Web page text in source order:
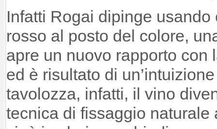
Infatti Rogai dipinge
rosso al posto del colore,
apre un nuovo rapporto con
ed è risultato di
tavolozza, infatti, il vino
tecnica di fissaggio naturale